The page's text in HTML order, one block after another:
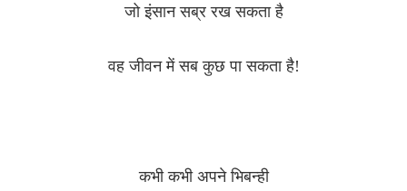
जो इंसान सब्र रख सकता है
वह जीवन में सब कुछ पा सकता है!
कभी कभी अपने भिबन्ही